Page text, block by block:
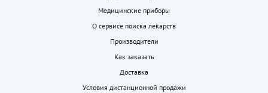
Медицинские приборы
О сервисе поиска лекарств
Производители
Как заказать
Доставка
Условия дистанционной продажи